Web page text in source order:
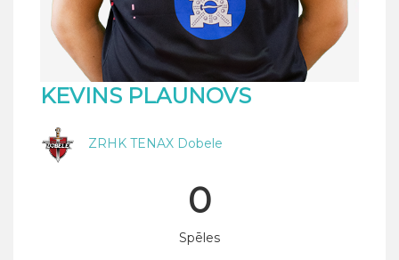
KEVINS PLAUNOVS
ZRHK TENAX Dobele
0
Spēles